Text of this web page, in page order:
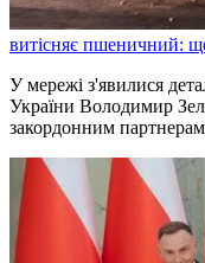
витісняє пшеничний:
У мережі з'явилися
України Володимир
закордонним